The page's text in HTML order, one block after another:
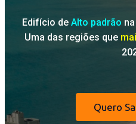
Edifício de Alto padrão
Uma das regiões que
Quero